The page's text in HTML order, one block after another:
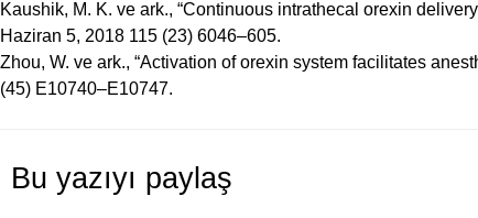
Kaushik, M. K. ve ark., “Continuous intrathecal orexin
Haziran 5, 2018 115 (23) 6046–605.
Zhou, W. ve ark., “Activation of orexin system facilitates
(45) E10740–E10747.
Bu yazıyı paylaş